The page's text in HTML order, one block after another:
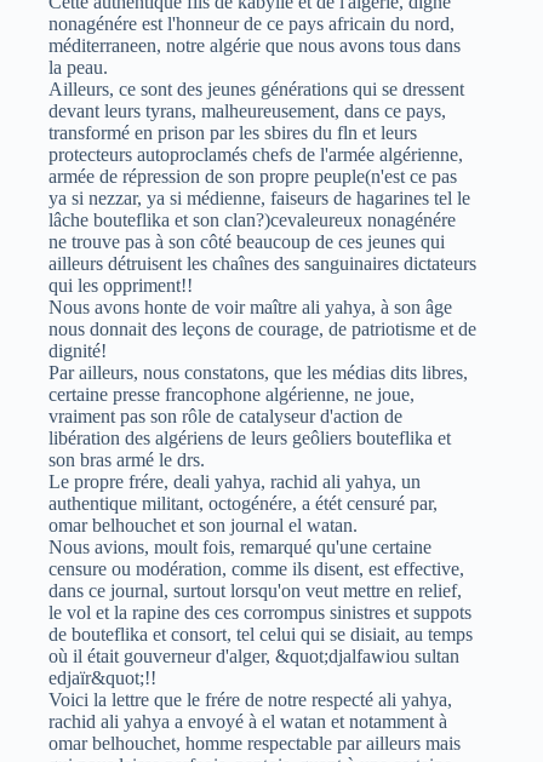
nonagénére est l'honneur de ce pays africain du nord,
méditerraneen, notre algérie que nous avons tous dans
la peau.
Ailleurs, ce sont des jeunes générations qui se dressent
devant leurs tyrans, malheureusement, dans ce pays,
transformé en prison par les sbires du fln et leurs
protecteurs autoproclamés chefs de l'armée algérienne,
armée de répression de son propre peuple(n'est ce pas
ya si nezzar, ya si médienne, faiseurs de hagarines tel le
lâche bouteflika et son clan?)cevaleureux nonagénére
ne trouve pas à son côté beaucoup de ces jeunes qui
ailleurs détruisent les chaînes des sanguinaires dictateurs
qui les oppriment!!
Nous avons honte de voir maître ali yahya, à son âge
nous donnait des leçons de courage, de patriotisme et de
dignité!
Par ailleurs, nous constatons, que les médias dits libres,
certaine presse francophone algérienne, ne joue,
vraiment pas son rôle de catalyseur d'action de
libération des algériens de leurs geôliers bouteflika et
son bras armé le drs.
Le propre frére, deali yahya, rachid ali yahya, un
authentique militant, octogénére, a étét censuré par,
omar belhouchet et son journal el watan.
Nous avions, moult fois, remarqué qu'une certaine
censure ou modération, comme ils disent, est effective,
dans ce journal, surtout lorsqu'on veut mettre en relief,
le vol et la rapine des ces corrompus sinistres et suppots
de bouteflika et consort, tel celui qui se disiait, au temps
où il était gouverneur d'alger, &quot;djalfawiou sultan
edjaïr&quot;!!
Voici la lettre que le frére de notre respecté ali yahya,
rachid ali yahya a envoyé à el watan et notamment à
omar belhouchet, homme respectable par ailleurs mais